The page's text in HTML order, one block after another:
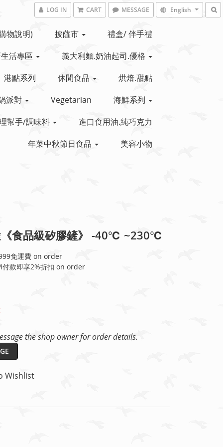
LOG IN CART MESSAGE English
物說明) 披薩市
禮盒/ 伴手禮
活專區
義大利麵.奶油起司.優格
港點系列
休閒食品
烘焙.甜點
派對
Vegetarian
海鮮系列
幫手/調味料
進口食用油.純巧克力
年菜中秋節日食品
美容小物
《食品級矽膠鏟》 -40℃ ~230℃
免運費 on order
付款即享2%折扣 on order
the shop owner for order details.
Wishlist